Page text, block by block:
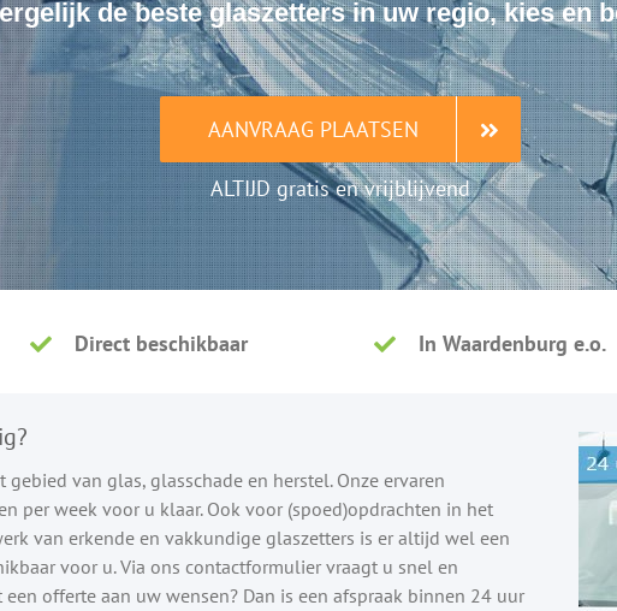
de beste glaszetters in uw regio, kies en
AANVRAAG PLAATSEN
ALTIJD gratis en vrijblijvend
Direct beschikbaar In Waardenburg e.o.
van glas, glasschade en herstel. Onze ervaren
per week voor u klaar. Ook voor (spoed)opdrachten in het
van erkende en vakkundige glaszetters is er altijd wel een
voor u. Via ons contactformulier vraagt u snel en
offerte aan uw wensen? Dan is een afspraak binnen 24 uur